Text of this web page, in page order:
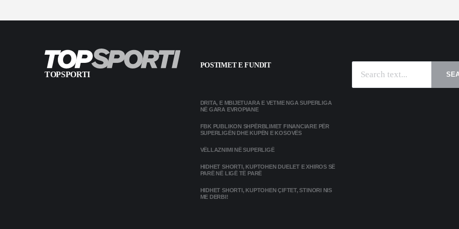
TOPSPORTI
POSTIMET E FUNDIT
DRITA, E MBIJETUARA E VETME NGA SUPERLIGA
NË GARA EVROPIANE
FBK PUBLIKON SHPËRBLIMET FINANCIARE PËR
SUPERLIGËN DHE KUPËN E KOSOVËS
VËLLAZNIMI NË SUPERLIGË
HIDHET SHORTI, KUPTOHEN DUELET E XHIROS SË
PARË NË LIGË TË PARË
HIDHET SHORTI, KUPTOHEN ÇIFTET, STINORI NIS
ME DERBI!